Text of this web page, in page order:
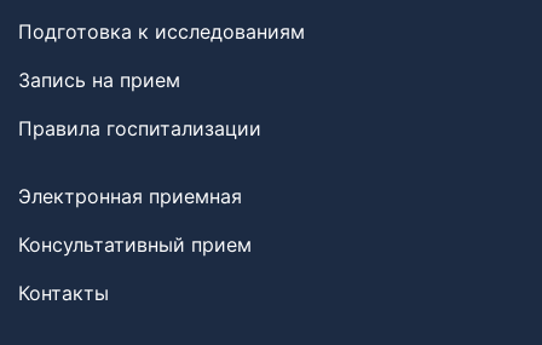
Подготовка к исследованиям
Запись на прием
Правила госпитализации
Электронная приемная
Консультативный прием
Контакты